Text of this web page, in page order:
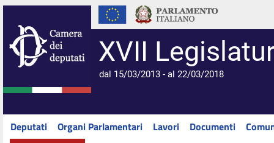
XVII
dal 15/03/2013 - al 22/03/2018
Deputati Organi Parlamentari Lavori Documenti